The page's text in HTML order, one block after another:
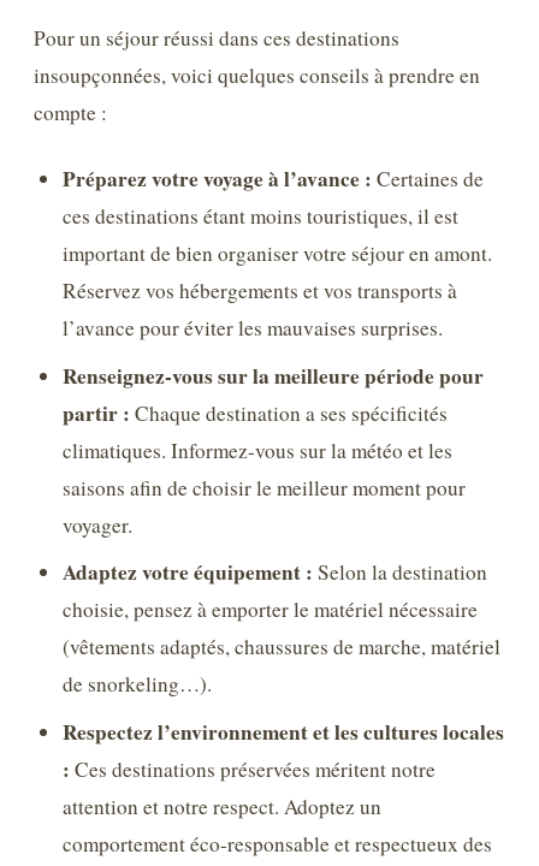
Pour un séjour réussi dans ces destinations
insoupçonnées, voici quelques conseils à prendre en
compte :
Préparez votre voyage à l’avance : Certaines de
ces destinations étant moins touristiques, il est
important de bien organiser votre séjour en amont.
Réservez vos hébergements et vos transports à
l’avance pour éviter les mauvaises surprises.
Renseignez-vous sur la meilleure période pour
partir : Chaque destination a ses spécificités
climatiques. Informez-vous sur la météo et les
saisons afin de choisir le meilleur moment pour
voyager.
Adaptez votre équipement : Selon la destination
choisie, pensez à emporter le matériel nécessaire
(vêtements adaptés, chaussures de marche, matériel
de snorkeling…).
Respectez l’environnement et les cultures locales
: Ces destinations préservées méritent notre
attention et notre respect. Adoptez un
comportement éco-responsable et respectueux des